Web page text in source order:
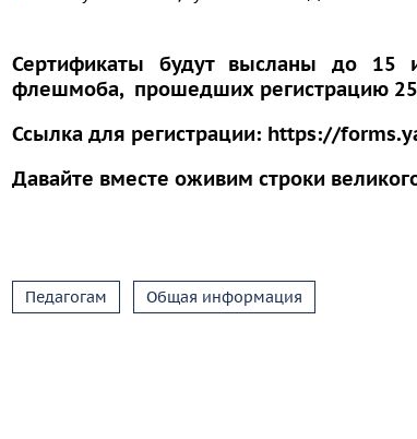
Сертификаты будут высланы до 15
флешмоба, прошедших регистрацию
Ссылка для регистрации: https://
Давайте вместе оживим строки
Педагогам Общая информация